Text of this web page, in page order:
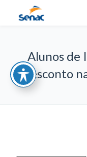
Alunos de
desconto